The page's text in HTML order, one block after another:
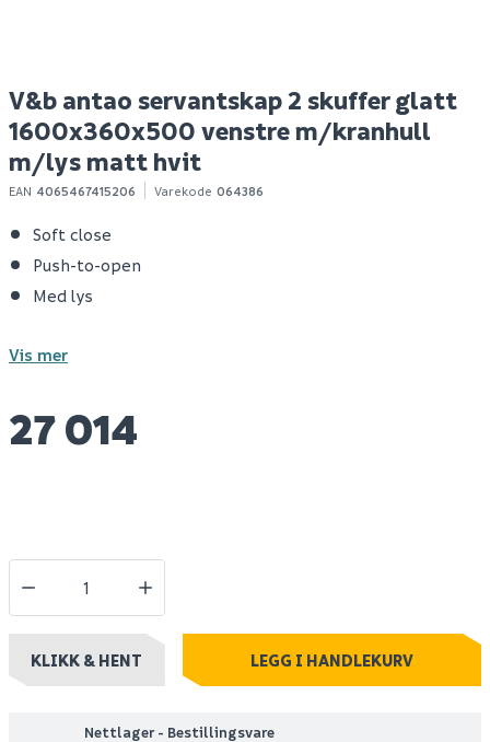
V&b antao servantskap 2 skuffer glatt
1600x360x500 venstre m/kranhull
m/lys matt hvit
EAN 4065467415206 Varekode 064386
Soft close
Push-to-open
Med lys
Vis mer
27 014
KLIKK & HENT LEGG I HANDLEKURV
Nettlager - Bestillingsvare